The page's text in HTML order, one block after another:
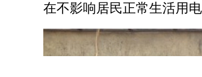
在不影响居民正常生活用